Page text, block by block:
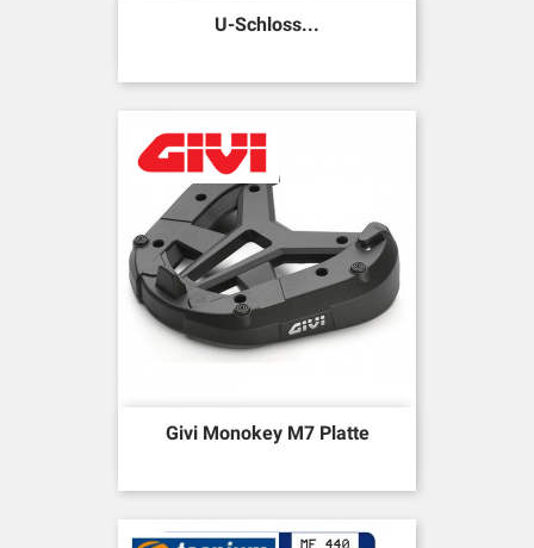
U-Schloss...
Givi Monokey M7 Platte